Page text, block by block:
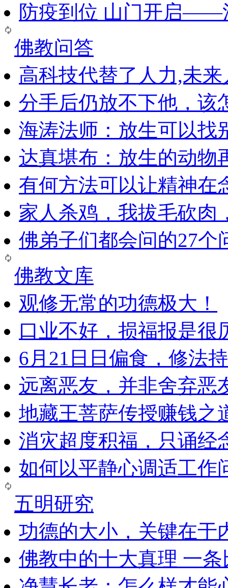
防疫到位 山门开启——
佛教问答
高科技代替了人力,未
分手后仍放不下他，该
海涛法师：放生可以找
达真堪布：放生的动物
有何方法可以让精神在
家人杀鸡，我拔毛砍肉
佛弟子们都会问的27个
佛教文库
观修无常的功德极大！
口业不好，损福报是很
6月21日日偏食，修法
远离恶友，并非舍弃恶
地藏王菩萨传授赚钱之
消灾超度积福，只诵经
如何以平静心调适工作
五明研究
功德的大小，关键在于
佛教中的十大真理 一